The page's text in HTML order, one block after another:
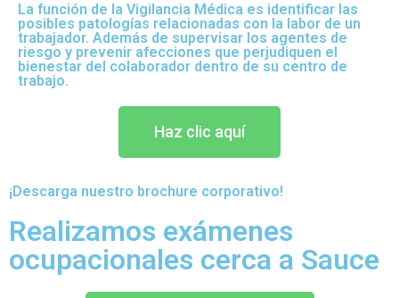
La función de la Vigilancia Médica es identificar las
posibles patologías relacionadas con la labor de un
trabajador. Además de supervisar los agentes de
riesgo y prevenir afecciones que perjudiquen el
bienestar del colaborador dentro de su centro de
trabajo.
Haz clic aquí
¡Descarga nuestro brochure corporativo!
Realizamos exámenes
ocupacionales cerca a Sauce